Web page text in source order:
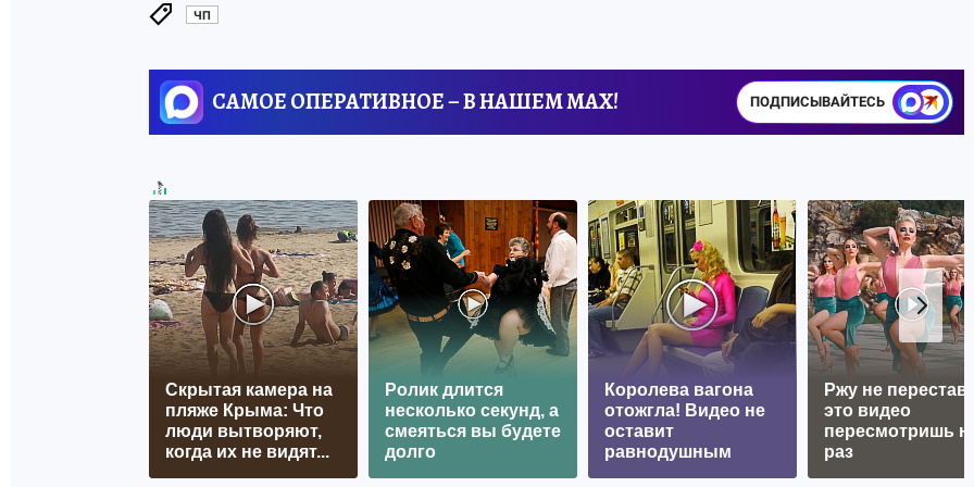
ЧП
САМОЕ ОПЕРАТИВНОЕ – В НАШЕМ MAX! ПОДПИСЫВАЙТЕСЬ
Скрытая камера на
пляже Крыма: Что
люди вытворяют,
когда их не видят...
Ролик длится
несколько секунд, а
смеяться вы будете
долго
Королева вагона
отожгла! Видео не
оставит
равнодушным
Ржу не
это видео
пересмотришь не
раз